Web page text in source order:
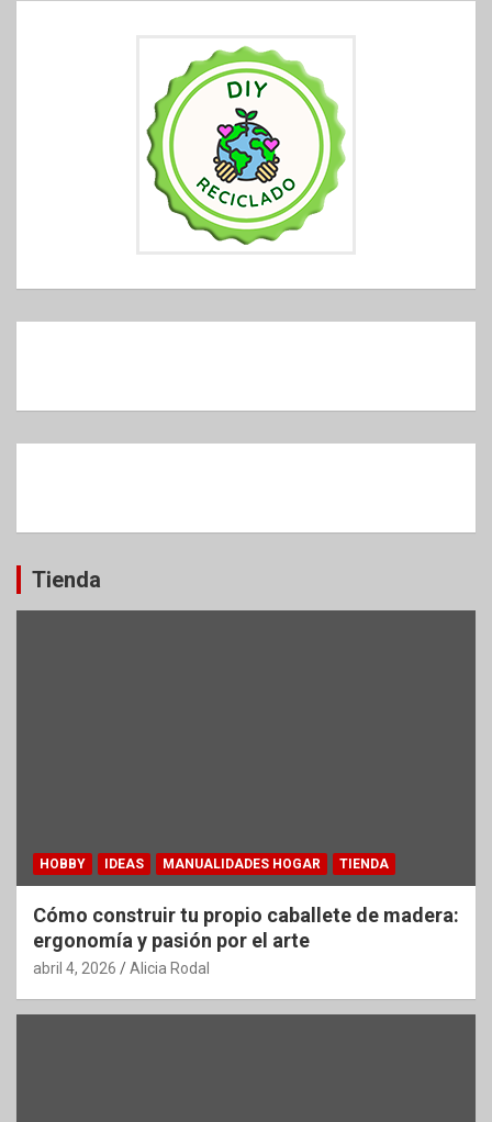
Tienda
HOBBY IDEAS MANUALIDADES HOGAR TIENDA
Cómo construir tu propio caballete de madera:
ergonomía y pasión por el arte
abril 4, 2026 Alicia Rodal